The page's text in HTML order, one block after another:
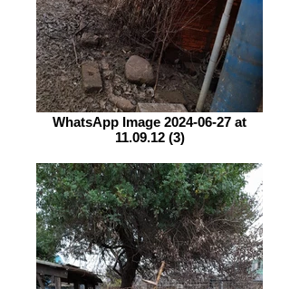
WhatsApp Image 2024-06-27 at
11.09.12 (3)